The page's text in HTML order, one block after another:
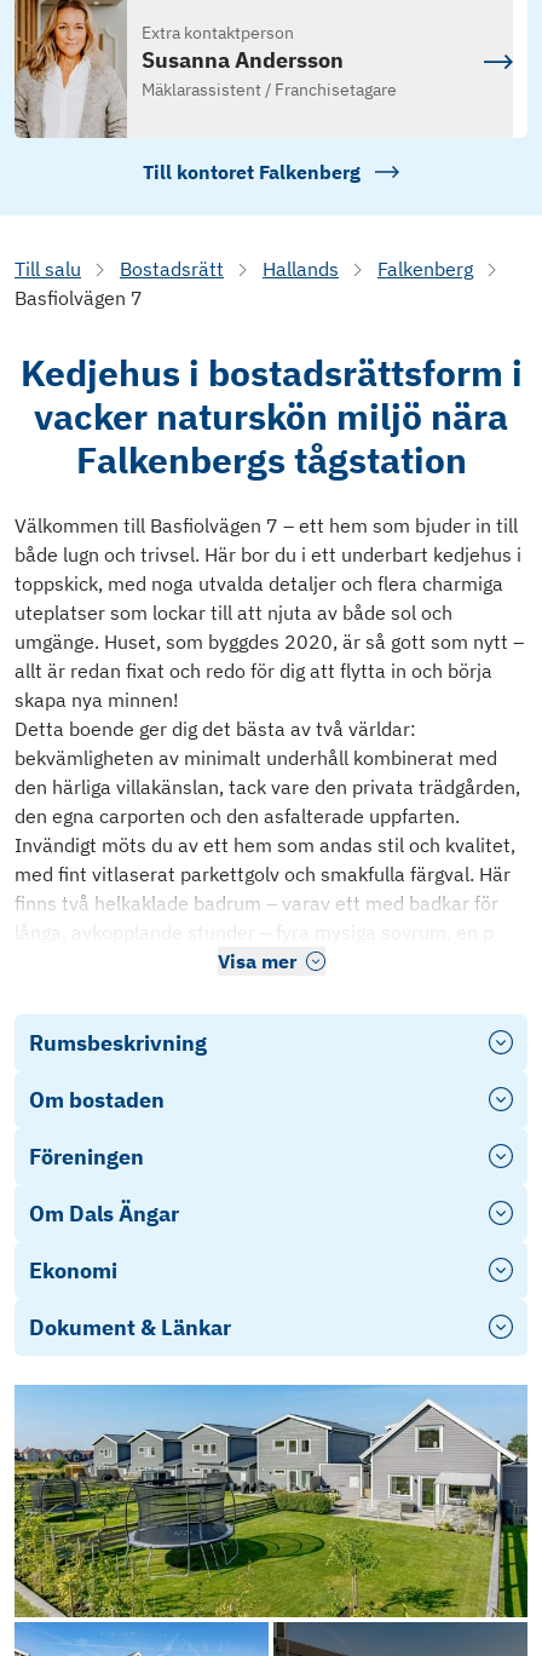
Extra kontaktperson
Susanna Andersson
Mäklarassistent / Franchisetagare
Till kontoret Falkenberg
Till salu Bostadsrätt Hallands
Falkenberg
Basfiolvägen 7
Kedjehus i bostadsrättsform i
vacker naturskön miljö nära
Falkenbergs tågstation
Välkommen till Basfiolvägen 7 – ett hem som bjuder in till
både lugn och trivsel. Här bor du i ett underbart kedjehus i
toppskick, med noga utvalda detaljer och flera charmiga
uteplatser som lockar till att njuta av både sol och
umgänge. Huset, som byggdes 2020, är så gott som nytt –
allt är redan fixat och redo för dig att flytta in och börja
skapa nya minnen!
Detta boende ger dig det bästa av två världar:
bekvämligheten av minimalt underhåll kombinerat med
den härliga villakänslan, tack vare den privata trädgården,
den egna carporten och den asfalterade uppfarten.
Invändigt möts du av ett hem som andas stil och kvalitet,
med fint vitlaserat parkettgolv och smakfulla färgval. Här
finns två helkaklade badrum – varav ett med badkar för
långa, avkopplande stunder – fyra mysiga sovrum, en p
Visa mer
Rumsbeskrivning
Om bostaden
Föreningen
Om Dals Ängar
Ekonomi
Dokument & Länkar
Objektsbeskrivning